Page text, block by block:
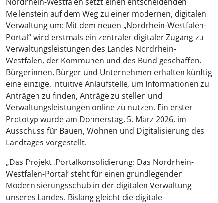
Meilenstein auf dem Weg zu einer modernen, digitalen
Verwaltung um: Mit dem neuen „Nordrhein-Westfalen-
Portal“ wird erstmals ein zentraler digitaler Zugang zu
Verwaltungsleistungen des Landes Nordrhein-
Westfalen, der Kommunen und des Bund geschaffen.
Bürgerinnen, Bürger und Unternehmen erhalten künftig
eine einzige, intuitive Anlaufstelle, um Informationen zu
Anträgen zu finden, Anträge zu stellen und
Verwaltungsleistungen online zu nutzen. Ein erster
Prototyp wurde am Donnerstag, 5. März 2026, im
Ausschuss für Bauen, Wohnen und Digitalisierung des
Landtages vorgestellt.
„Das Projekt ‚Portalkonsolidierung: Das Nordrhein-
Westfalen-Portal‘ steht für einen grundlegenden
Modernisierungsschub in der digitalen Verwaltung
unseres Landes. Bislang gleicht die digitale